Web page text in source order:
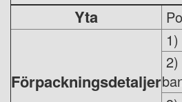
Yta
Förpackningsdetaljer